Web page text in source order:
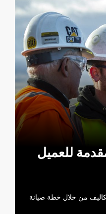
للعميل
من خلال خطة صيانة